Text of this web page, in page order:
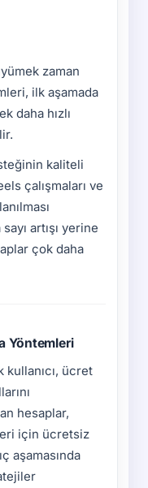
zaman
ilk aşamada
daha hızlı
kaliteli
çalışmaları ve
artışı yerine
çok daha
Yöntemleri
ücret
hesaplar,
için ücretsiz
aşamasında